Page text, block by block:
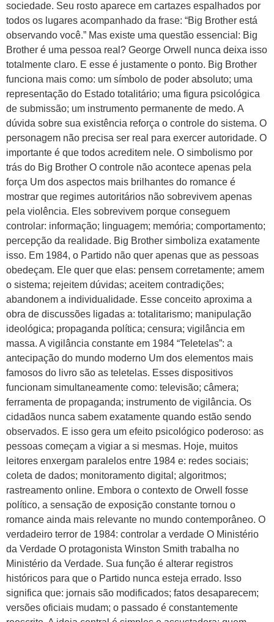
sociedade. Seu rosto aparece em cartazes espalhados por
todos os lugares acompanhado da frase: “Big Brother está
observando você.” Mas existe uma questão essencial: Big
Brother é uma pessoa real? George Orwell nunca deixa isso
totalmente claro. E esse é justamente o ponto. Big Brother
funciona mais como: um símbolo de poder absoluto; uma
representação do Estado totalitário; uma figura psicológica
de submissão; um instrumento permanente de medo. A
dúvida sobre sua existência reforça o controle do sistema. O
personagem não precisa ser real para exercer autoridade. O
importante é que todos acreditem nele. O simbolismo por
trás do Big Brother O controle não acontece apenas pela
força Um dos aspectos mais brilhantes do romance é
mostrar que regimes autoritários não sobrevivem apenas
pela violência. Eles sobrevivem porque conseguem
controlar: informação; linguagem; memória; comportamento;
percepção da realidade. Big Brother simboliza exatamente
isso. Em 1984, o Partido não quer apenas que as pessoas
obedeçam. Ele quer que elas: pensem corretamente; amem
o sistema; rejeitem dúvidas; aceitem contradições;
abandonem a individualidade. Esse conceito aproxima a
obra de discussões ligadas a: totalitarismo; manipulação
ideológica; propaganda política; censura; vigilância em
massa. A vigilância constante em 1984 “Teletelas”: a
antecipação do mundo moderno Um dos elementos mais
famosos do livro são as teletelas. Esses dispositivos
funcionam simultaneamente como: televisão; câmera;
ferramenta de propaganda; instrumento de vigilância. Os
cidadãos nunca sabem exatamente quando estão sendo
observados. E isso gera um efeito psicológico poderoso: as
pessoas começam a vigiar a si mesmas. Hoje, muitos
leitores enxergam paralelos entre 1984 e: redes sociais;
coleta de dados; monitoramento digital; algoritmos;
rastreamento online. Embora o contexto de Orwell fosse
político, a sensação de exposição constante tornou o
romance ainda mais relevante no mundo contemporâneo. O
verdadeiro terror de 1984: controlar a verdade O Ministério
da Verdade O protagonista Winston Smith trabalha no
Ministério da Verdade. Sua função é alterar registros
históricos para que o Partido nunca esteja errado. Isso
significa que: jornais são modificados; fatos desaparecem;
versões oficiais mudam; o passado é constantemente